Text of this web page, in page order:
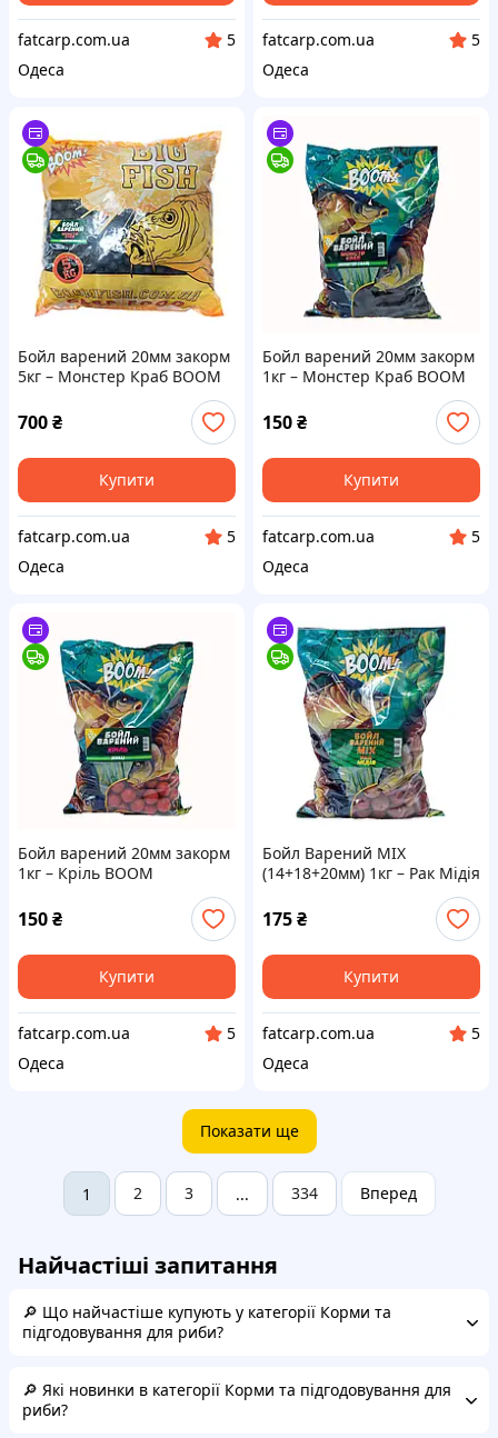
fatcarp.com.ua
5
Одеса
fatcarp.com.ua
5
Одеса
Бойл варений 20мм закорм
5кг – Монстер Краб BOOM
700₴
Купити
fatcarp.com.ua
5
Одеса
Бойл варений 20мм закорм
1кг – Монстер Краб BOOM
150₴
Купити
fatcarp.com.ua
5
Одеса
Бойл варений 20мм закорм
1кг – Кріль BOOM
150₴
Купити
fatcarp.com.ua
5
Одеса
Бойл Варений МІХ
(14+18+20мм) 1кг – Рак Мідія
175₴
Купити
fatcarp.com.ua
5
Одеса
Показати ще
1 2 3 ... 334 Вперед
Найчастіші запитання
🔎 Що найчастіше купують у категорії Корми та
підгодовування для риби?
🔎 Які новинки в категорії Корми та підгодовування для
риби?